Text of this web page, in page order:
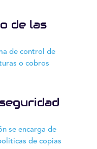
de las
de control de
o cobros
se encarga de
de copias